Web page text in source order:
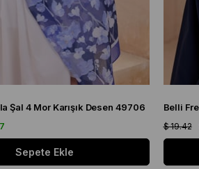
Şal 4 Mor Karışık Desen 49706
Sepete Ekle
$ 19.42